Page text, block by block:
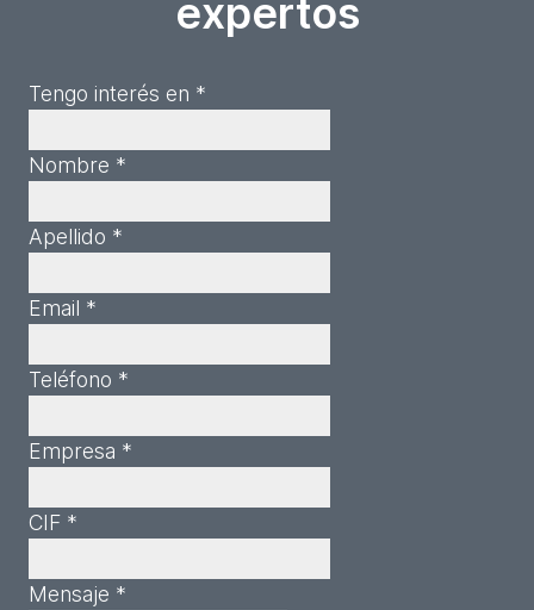
expertos
Tengo interés en *
Nombre *
Apellido *
Email *
Teléfono *
Empresa *
CIF *
Mensaje *